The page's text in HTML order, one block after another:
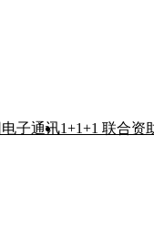
电子通讯1+1+1 联合资